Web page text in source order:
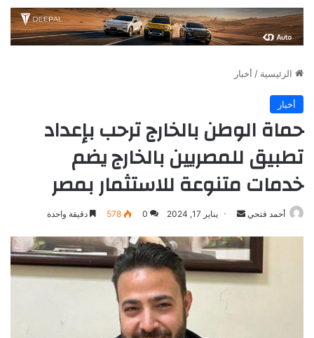
الرئيسية / أخبار
أخبار
حماة الوطن بالخارج ترحب بإعداد
تطبيق للمصريين بالخارج يضم
خدمات متنوعة للاستثمار بمصر
أحمد فتحي
أرسل
إلكترونيا
يناير 17, 2024 0
578 دقيقة واحدة